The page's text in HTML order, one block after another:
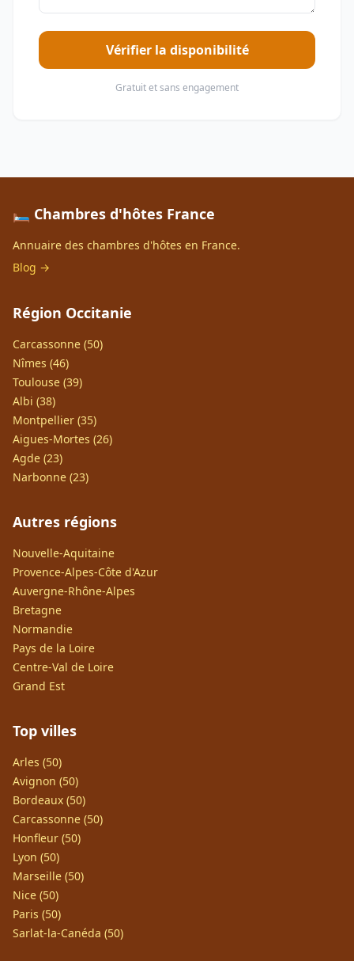
Vérifier la disponibilité
Gratuit et sans engagement
🛏️ Chambres d'hôtes France
Annuaire des chambres d'hôtes en France.
Blog →
Région Occitanie
Carcassonne (50)
Nîmes (46)
Toulouse (39)
Albi (38)
Montpellier (35)
Aigues-Mortes (26)
Agde (23)
Narbonne (23)
Autres régions
Nouvelle-Aquitaine
Provence-Alpes-Côte d'Azur
Auvergne-Rhône-Alpes
Bretagne
Normandie
Pays de la Loire
Centre-Val de Loire
Grand Est
Top villes
Arles (50)
Avignon (50)
Bordeaux (50)
Carcassonne (50)
Honfleur (50)
Lyon (50)
Marseille (50)
Nice (50)
Paris (50)
Sarlat-la-Canéda (50)